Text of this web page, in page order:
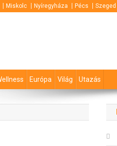
Miskolc Nyíregyháza Pécs Szeged
Európa Világ Utazás